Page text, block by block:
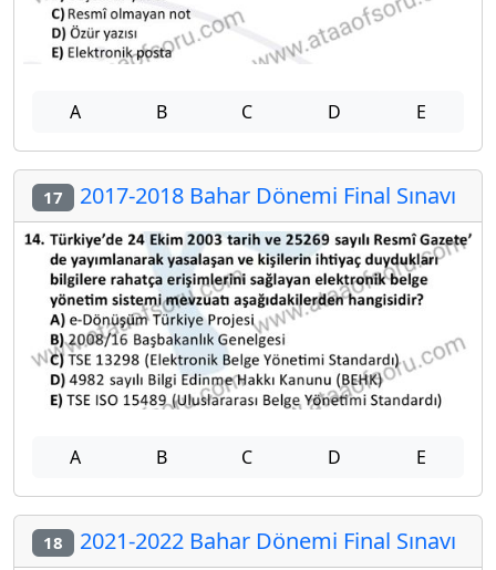
A B C D E
17 2017-2018 Bahar Dönemi Final Sınavı
A B C D E
18 2021-2022 Bahar Dönemi Final Sınavı